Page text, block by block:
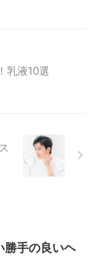
乳液10選
勝手の良いヘ